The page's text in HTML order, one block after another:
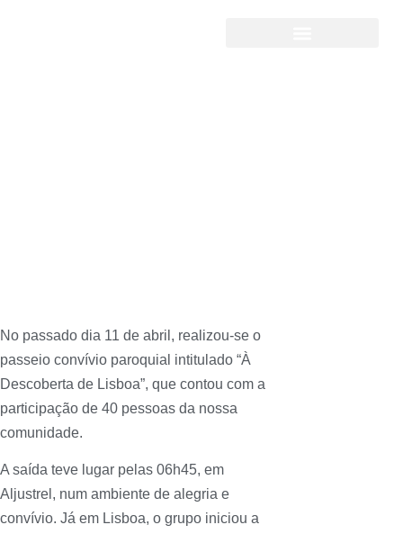
No passado dia 11 de abril, realizou-se o
passeio convívio paroquial intitulado “À
Descoberta de Lisboa”, que contou com a
participação de 40 pessoas da nossa
comunidade.
A saída teve lugar pelas 06h45, em
Aljustrel, num ambiente de alegria e
convívio. Já em Lisboa, o grupo iniciou a